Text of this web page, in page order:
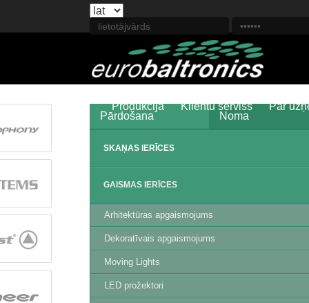
Produkcija Klientu serviss
Par
Pārdošana
Noma
SKAŅAS IERĪCES
GAISMAS IERĪCES
Arhitektūras apgaismojums
Dekoratīvais apgaismojums
Moving Lights
LED prožektori